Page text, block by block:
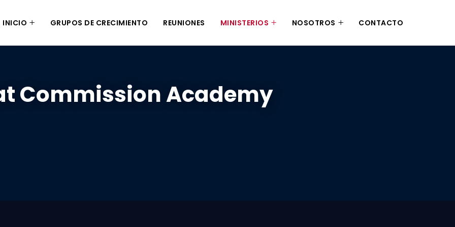
INICIO GRUPOS DE CRECIMIENTO REUNIONES MINISTERIOS NOSOTROS CONTACTO
Commission Academy